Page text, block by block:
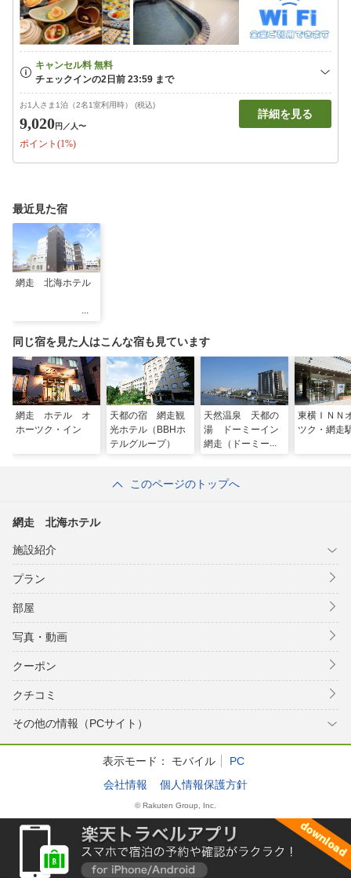
お1人さま1泊（2名1室利用時） (税込)
9,020円 ／人〜
ポイント(1%)
詳細を見る
最近見た宿
網走 北海ホテル
同じ宿を見た人はこんな宿も見ています
網走 ホテル オ
ホーツク・イン
天都の宿 網走観
光ホテル（BBHホ
テルグループ）
天然温泉 天都の
湯 ドーミーイン
網走（ドーミーイ
東横ＩＮＮ
ツク・網走
このページのトップへ
網走 北海ホテル
施設紹介
プラン
部屋
写真・動画
クーポン
クチコミ
その他の情報（PCサイト）
表示モード： モバイル
PC
会社情報
個人情報保護方針
© Rakuten Group, Inc.